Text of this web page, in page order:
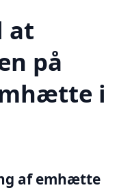
at
på
i
af emhætte